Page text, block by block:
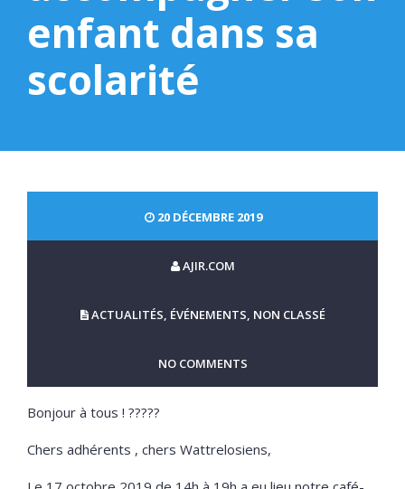
enfant dans sa
scolarité
20 DÉCEMBRE 2019
AJIR.COM
ACTUALITÉS, ÉVÉNEMENTS, NON CLASSÉ
NO COMMENTS
Bonjour à tous ! ??‍?‍?‍?
Chers adhérents , chers Wattrelosiens,